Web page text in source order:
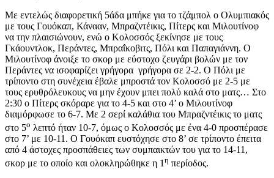
Με εντελώς διαφορετική 5άδα μπήκε για το τζάμπολ ο Ολυμπιακός
με τους Γουόκαπ, Κάνααν, Μπραζντέικις, Πίτερς και Μιλουτίνοφ
να την πλαισιώνουν, ενώ ο Κολοσσός ξεκίνησε με τους
Γκάουντλοκ, Περάντες, Μπραΐκοβιτς, Πόλι και Παπαγιάννη. Ο
Μιλουτίνοφ άνοιξε το σκορ με εύστοχο ζευγάρι βολών με τον
Περάντες να ισοφαρίζει γρήγορα γρήγορα σε 2-2. Ο Πόλι με
τρίποντο στη συνέχεια έβαλε μπροστά τον Κολοσσό με 2-5 με
τους ερυθρόλευκους να μην έχουν μπει πολύ καλά στο ματς… Στο
2:30 ο Πίτερς σκόραρε για το 4-5 και στο 4’ ο Μιλουτίνοφ
διαμόρφωσε το 6-7. Με 2 σερί καλάθια του Μπραζντέικις το ματς
στο 5ο λεπτό ήταν 10-7, όμως ο Κολοσσός με ένα 4-0 προσπέρασε
στο 7’ με 10-11. Ο Γουόκαπ ευστόχησε στο 8’ σε τρίποντο έπειτα
από 4 άστοχες προσπάθειες των συμπαικτών του για το 14-11,
σκορ με το οποίο και ολοκληρώθηκε η 1 η περίοδος.